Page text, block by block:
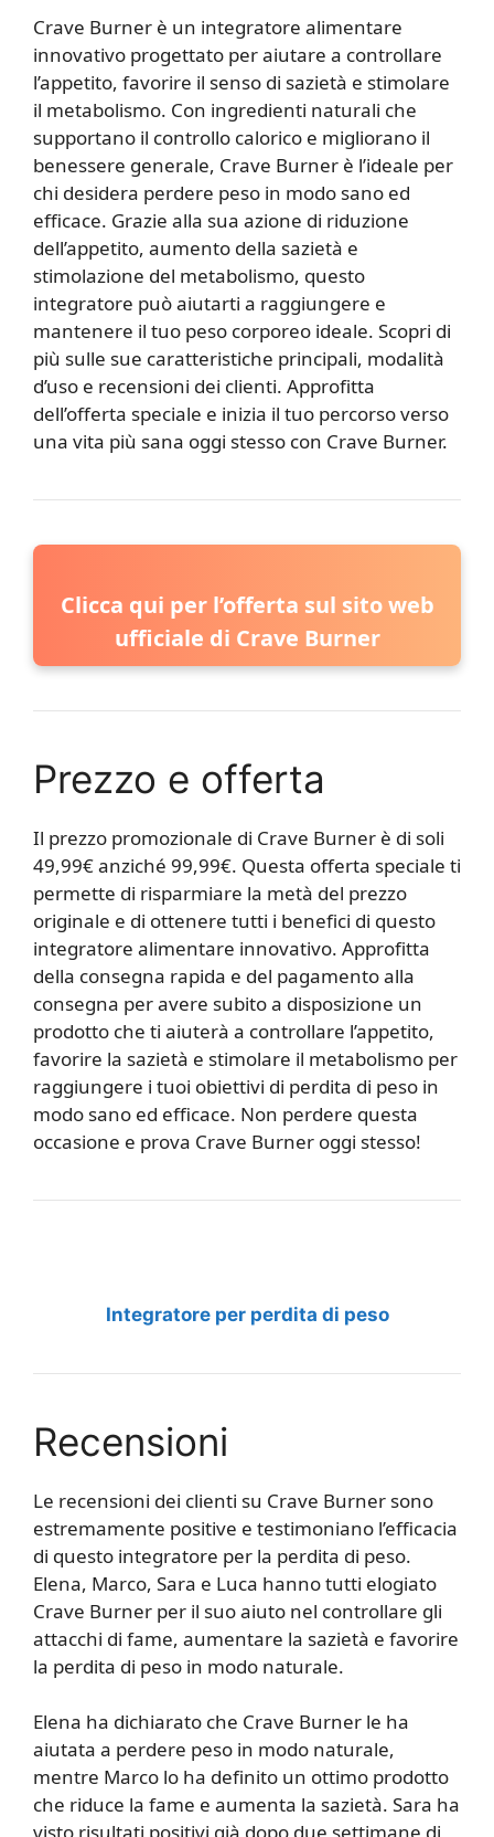
Crave Burner è un integratore alimentare
innovativo progettato per aiutare a controllare
l’appetito, favorire il senso di sazietà e stimolare
il metabolismo. Con ingredienti naturali che
supportano il controllo calorico e migliorano il
benessere generale, Crave Burner è l’ideale per
chi desidera perdere peso in modo sano ed
efficace. Grazie alla sua azione di riduzione
dell’appetito, aumento della sazietà e
stimolazione del metabolismo, questo
integratore può aiutarti a raggiungere e
mantenere il tuo peso corporeo ideale. Scopri di
più sulle sue caratteristiche principali, modalità
d’uso e recensioni dei clienti. Approfitta
dell’offerta speciale e inizia il tuo percorso verso
una vita più sana oggi stesso con Crave Burner.
Clicca qui per l’offerta sul sito web
ufficiale di Crave Burner
Prezzo e offerta
Il prezzo promozionale di Crave Burner è di soli
49,99€ anziché 99,99€. Questa offerta speciale ti
permette di risparmiare la metà del prezzo
originale e di ottenere tutti i benefici di questo
integratore alimentare innovativo. Approfitta
della consegna rapida e del pagamento alla
consegna per avere subito a disposizione un
prodotto che ti aiuterà a controllare l’appetito,
favorire la sazietà e stimolare il metabolismo per
raggiungere i tuoi obiettivi di perdita di peso in
modo sano ed efficace. Non perdere questa
occasione e prova Crave Burner oggi stesso!
Integratore per perdita di peso
Recensioni
Le recensioni dei clienti su Crave Burner sono
estremamente positive e testimoniano l’efficacia
di questo integratore per la perdita di peso.
Elena, Marco, Sara e Luca hanno tutti elogiato
Crave Burner per il suo aiuto nel controllare gli
attacchi di fame, aumentare la sazietà e favorire
la perdita di peso in modo naturale.
Elena ha dichiarato che Crave Burner le ha
aiutata a perdere peso in modo naturale,
mentre Marco lo ha definito un ottimo prodotto
che riduce la fame e aumenta la sazietà. Sara ha